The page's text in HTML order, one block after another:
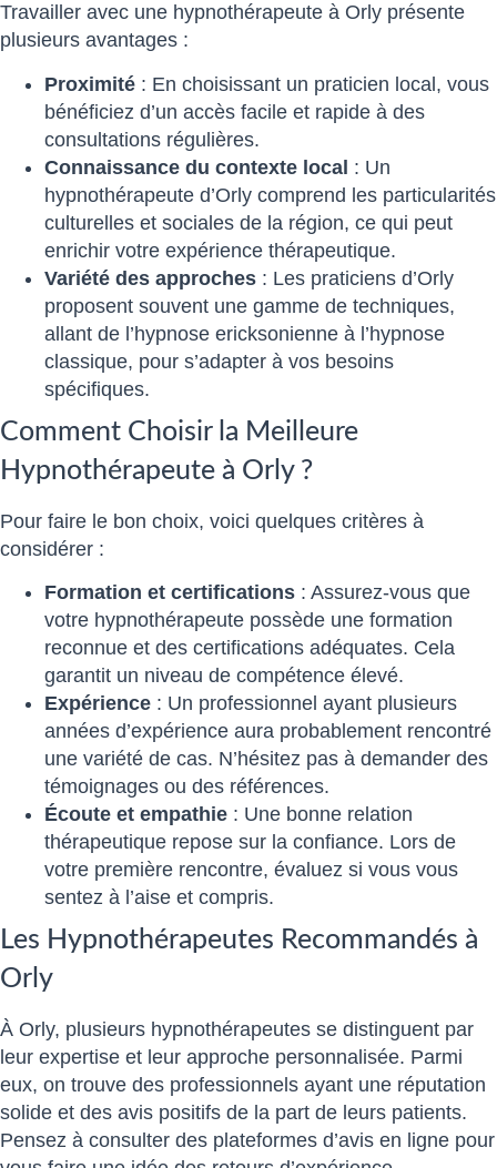
Travailler avec une hypnothérapeute à Orly présente
plusieurs avantages :
Proximité : En choisissant un praticien local, vous
bénéficiez d’un accès facile et rapide à des
consultations régulières.
Connaissance du contexte local : Un
hypnothérapeute d’Orly comprend les particularités
culturelles et sociales de la région, ce qui peut
enrichir votre expérience thérapeutique.
Variété des approches : Les praticiens d’Orly
proposent souvent une gamme de techniques,
allant de l’hypnose ericksonienne à l’hypnose
classique, pour s’adapter à vos besoins
spécifiques.
Comment Choisir la Meilleure
Hypnothérapeute à Orly ?
Pour faire le bon choix, voici quelques critères à
considérer :
Formation et certifications : Assurez-vous que
votre hypnothérapeute possède une formation
reconnue et des certifications adéquates. Cela
garantit un niveau de compétence élevé.
Expérience : Un professionnel ayant plusieurs
années d’expérience aura probablement rencontré
une variété de cas. N’hésitez pas à demander des
témoignages ou des références.
Écoute et empathie : Une bonne relation
thérapeutique repose sur la confiance. Lors de
votre première rencontre, évaluez si vous vous
sentez à l’aise et compris.
Les Hypnothérapeutes Recommandés à
Orly
À Orly, plusieurs hypnothérapeutes se distinguent par
leur expertise et leur approche personnalisée. Parmi
eux, on trouve des professionnels ayant une réputation
solide et des avis positifs de la part de leurs patients.
Pensez à consulter des plateformes d’avis en ligne pour